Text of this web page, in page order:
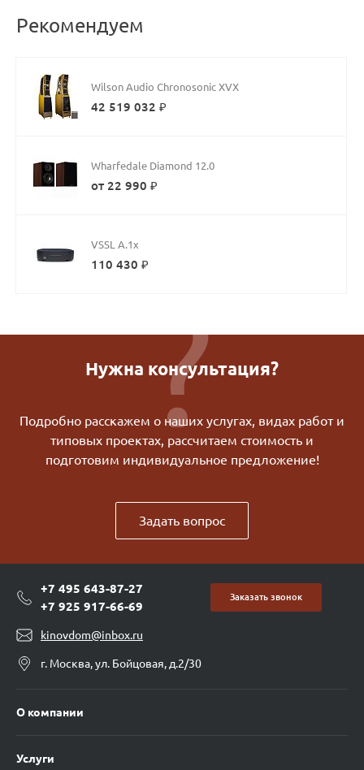
Рекомендуем
Wilson Audio Chronosonic XVX
42 519 032 ₽
Wharfedale Diamond 12.0
от 22 990 ₽
VSSL А.1х
110 430 ₽
Нужна консультация?
Подробно расскажем о наших услугах, видах работ и
типовых проектах, рассчитаем стоимость и
подготовим индивидуальное предложение!
Задать вопрос
+7 495 643-87-27
+7 925 917-66-69
Заказать звонок
kinovdom@inbox.ru
г. Москва, ул. Бойцовая, д.2/30
О компании
Услуги